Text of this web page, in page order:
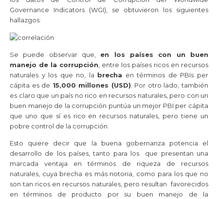
Governance Indicators (WGI), se obtuvieron los siguientes
hallazgos:
Se puede observar que, en los países con un buen
manejo de la corrupción , entre los países ricos en recursos
naturales y los que no, la brecha en términos de PBIs per
cápita es de 15,000 millones (USD) . Por otro lado, también
es claro que un país no rico en recursos naturales, pero con un
buen manejo de la corrupción puntúa un mejor PBI per cápita
que uno que sí es rico en recursos naturales, pero tiene un
pobre control de la corrupción.
Esto quiere decir que la buena gobernanza potencia el
desarrollo de los países, tanto para los que presentan una
marcada ventaja en términos de riqueza de recursos
naturales, cuya brecha es más notoria, como para los que no
son tan ricos en recursos naturales, pero resultan favorecidos
en términos de producto por su buen manejo de la